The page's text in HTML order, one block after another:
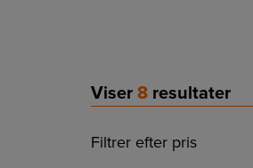
Viser 8 resultater
Filtrer efter pris